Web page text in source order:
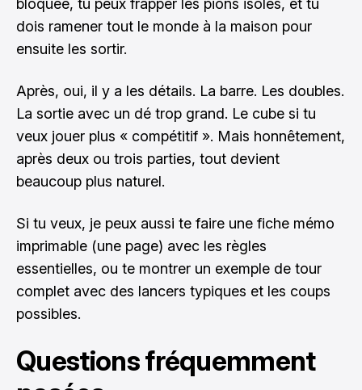
bloquée, tu peux frapper les pions isolés, et tu
dois ramener tout le monde à la maison pour
ensuite les sortir.
Après, oui, il y a les détails. La barre. Les doubles.
La sortie avec un dé trop grand. Le cube si tu
veux jouer plus « compétitif ». Mais honnêtement,
après deux ou trois parties, tout devient
beaucoup plus naturel.
Si tu veux, je peux aussi te faire une fiche mémo
imprimable (une page) avec les règles
essentielles, ou te montrer un exemple de tour
complet avec des lancers typiques et les coups
possibles.
Questions fréquemment